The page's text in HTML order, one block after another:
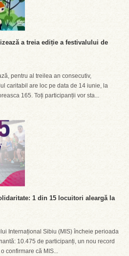
a treia ediție a festivalului de
pentru al treilea an consecutiv,
caritabil are loc pe data de 14 iunie, la
165. Toți participanții vor sta...
1 din 15 locuitori aleargă la
Internațional Sibiu (MIS) încheie perioada
10.475 de participanți, un nou record
confirmare că MIS...